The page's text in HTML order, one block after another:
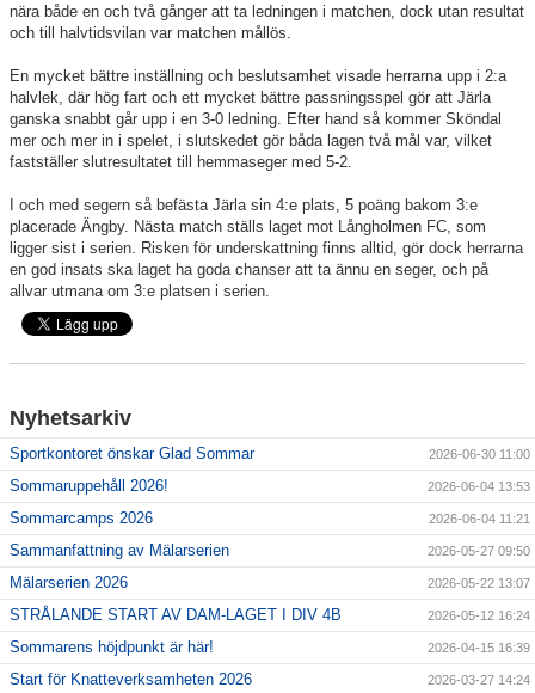
nära både en och två gånger att ta ledningen i matchen, dock utan resultat
och till halvtidsvilan var matchen mållös.
En mycket bättre inställning och beslutsamhet visade herrarna upp i 2:a
halvlek, där hög fart och ett mycket bättre passningsspel gör att Järla
ganska snabbt går upp i en 3-0 ledning. Efter hand så kommer Sköndal
mer och mer in i spelet, i slutskedet gör båda lagen två mål var, vilket
fastställer slutresultatet till hemmaseger med 5-2.
I och med segern så befästa Järla sin 4:e plats, 5 poäng bakom 3:e
placerade Ängby. Nästa match ställs laget mot Långholmen FC, som
ligger sist i serien. Risken för underskattning finns alltid, gör dock herrarna
en god insats ska laget ha goda chanser att ta ännu en seger, och på
allvar utmana om 3:e platsen i serien.
Nyhetsarkiv
Sportkontoret önskar Glad Sommar 2026-06-30 11:00
Sommaruppehåll 2026! 2026-06-04 13:53
Sommarcamps 2026 2026-06-04 11:21
Sammanfattning av Mälarserien 2026-05-27 09:50
Mälarserien 2026 2026-05-22 13:07
STRÅLANDE START AV DAM-LAGET I DIV 4B 2026-05-12 16:24
Sommarens höjdpunkt är här! 2026-04-15 16:39
Start för Knatteverksamheten 2026 2026-03-27 14:24